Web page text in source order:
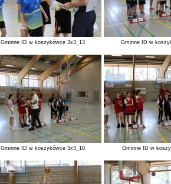
Gminne ID w koszykówce 3x3_13 Gminne ID w
Gminne ID w koszykówce 3x3_10 Gminne ID w